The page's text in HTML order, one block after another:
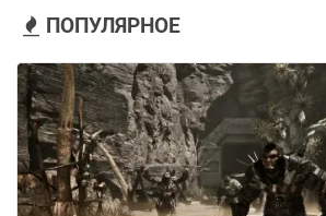
ПОПУЛЯРНОЕ